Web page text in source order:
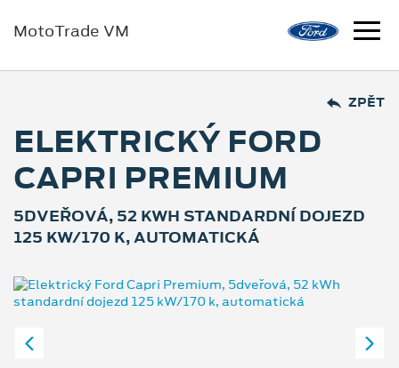
MotoTrade VM
ZPĚT
ELEKTRICKÝ FORD
CAPRI PREMIUM
5DVEŘOVÁ, 52 KWH STANDARDNÍ DOJEZD
125 KW/170 K, AUTOMATICKÁ